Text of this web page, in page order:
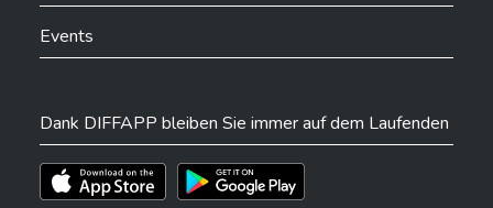
Events
Dank DIFFAPP bleiben Sie immer auf dem Laufenden
Téléchargez l'app sur l'App StoreTéléchargez l'app sur Play Store